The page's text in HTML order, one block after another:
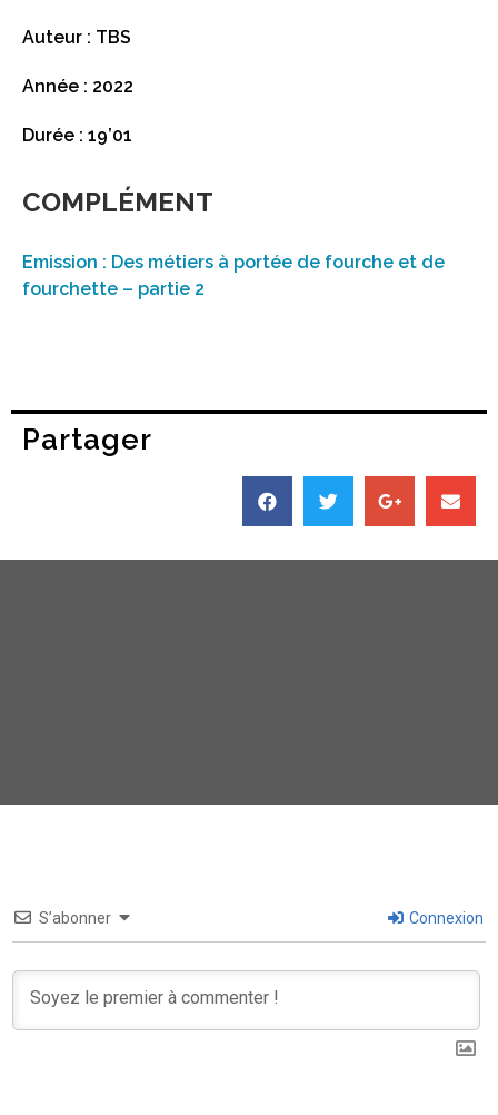
Auteur : TBS
Année : 2022
Durée : 19’01
COMPLÉMENT
Emission : Des métiers à portée de fourche et de
fourchette – partie 2
Partager
S’abonner Connexion